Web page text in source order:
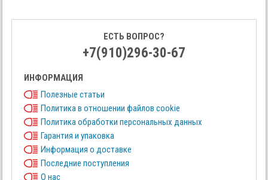
ЕСТЬ ВОПРОС?
+7(910)296-30-67
ИНФОРМАЦИЯ
Полезные статьи
Политика в отношении файлов cookie
Политика обработки персональных данных
Гарантия и упаковка
Информация о доставке
Последние поступления
О нас